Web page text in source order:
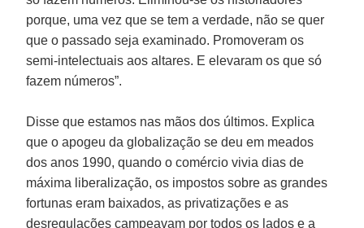
porque, uma vez que se tem a verdade, não se quer
que o passado seja examinado. Promoveram os
semi-intelectuais aos altares. E elevaram os que só
fazem números”.
Disse que estamos nas mãos dos últimos. Explica
que o apogeu da globalização se deu em meados
dos anos 1990, quando o comércio vivia dias de
máxima liberalização, os impostos sobre as grandes
fortunas eram baixados, as privatizações e as
desregulações campeavam por todos os lados e a